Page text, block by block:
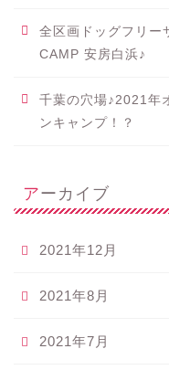
全区画ドッグフリー
CAMP 安房白浜♪
千葉の穴場♪2021年
ンキャンプ！？
アーカイブ
2021年12月
2021年8月
2021年7月